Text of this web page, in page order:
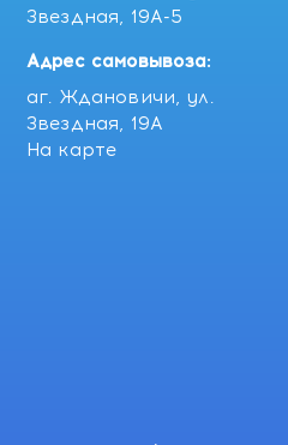
Звездная, 19А-5
Адрес самовывоза:
аг. Ждановичи, ул.
Звездная, 19А
На карте